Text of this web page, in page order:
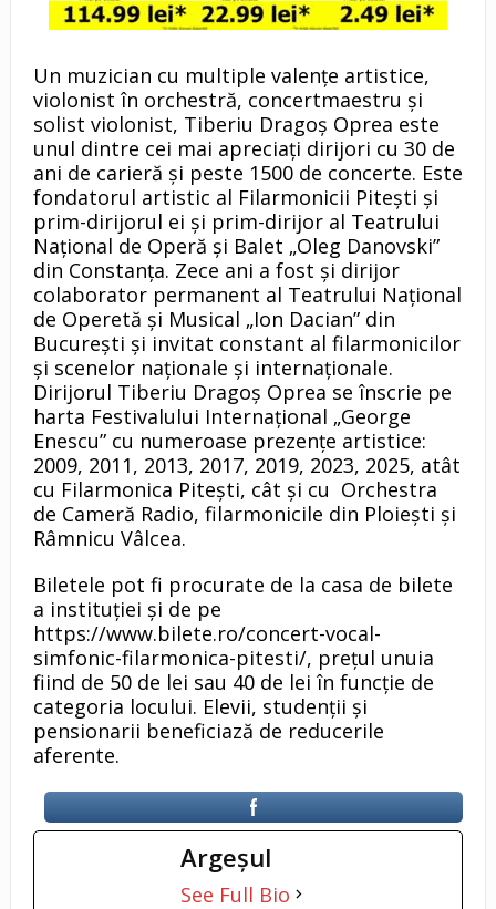
Un muzician cu multiple valențe artistice,
violonist în orchestră, concertmaestru și
solist violonist, Tiberiu Dragoș Oprea este
unul dintre cei mai apreciați dirijori cu 30 de
ani de carieră și peste 1500 de concerte. Este
fondatorul artistic al Filarmonicii Pitești și
prim-dirijorul ei și prim-dirijor al Teatrului
Național de Operă și Balet „Oleg Danovski”
din Constanța. Zece ani a fost și dirijor
colaborator permanent al Teatrului Național
de Operetă și Musical „Ion Dacian” din
București și invitat constant al filarmonicilor
și scenelor naționale și internaționale.
Dirijorul Tiberiu Dragoș Oprea se înscrie pe
harta Festivalului Internațional „George
Enescu” cu numeroase prezențe artistice:
2009, 2011, 2013, 2017, 2019, 2023, 2025, atât
cu Filarmonica Pitești, cât și cu Orchestra
de Cameră Radio, filarmonicile din Ploiești și
Râmnicu Vâlcea.
Biletele pot fi procurate de la casa de bilete
a instituției și de pe
https://www.bilete.ro/concert-vocal-
simfonic-filarmonica-pitesti/, prețul unuia
fiind de 50 de lei sau 40 de lei în funcție de
categoria locului. Elevii, studenții și
pensionarii beneficiază de reducerile
aferente.
Argeşul
See Full Bio